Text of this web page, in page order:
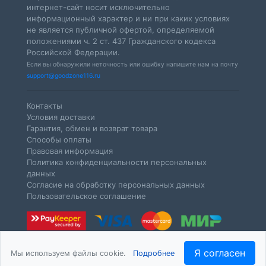
интернет-сайт носит исключительно
информационный характер и ни при каких условиях
не является публичной офертой, определяемой
положениями ч. 2 ст. 437 Гражданского кодекса
Российской Федерации.
Если вы обнаружили неточность или ошибку напишите нам на почту
support@goodzone116.ru
Контакты
Условия доставки
Гарантия, обмен и возврат товара
Способы оплаты
Правовая информация
Политика конфиденциальности персональных
данных
Согласие на обработку персональных данных
Пользовательское соглашение
Мы используем файлы cookie. Подробнее Я согласен